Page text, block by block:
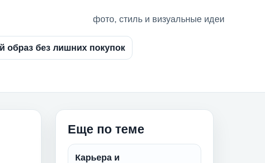
фото, стиль и визуальные идеи
образ без лишних покупок
Еще по теме
Карьера и